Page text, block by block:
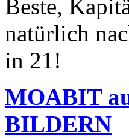
Beste,
natürlich
in 21!
MOABIT
BILDERN